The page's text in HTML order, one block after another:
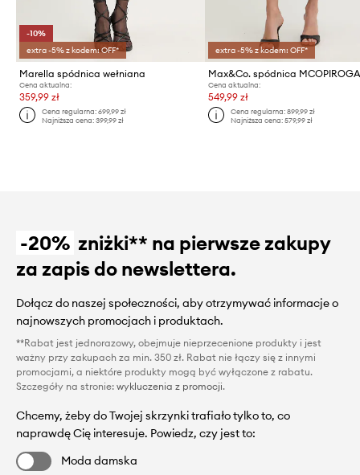
-10%
extra -5% z kodem: OFF*
Marella spódnica wełniana
Cena aktualna:
359,99 zł
Cena regularna:699,99 zł
Najniższa cena:399,99 zł
extra -5% z kodem: OFF*
Max&Co. spódnica
Cena aktualna:
549,99 zł
Cena regularna: 899,99 zł
Najniższa cena: 579,99 zł
-20% zniżki** na pierwsze zakupy
za zapis do newslettera.
Dołącz do naszej społeczności, aby otrzymywać informacje o
najnowszych promocjach i produktach.
**Rabat jest jednorazowy, obejmuje nieprzecenione produkty i jest
ważny przy zakupach za min. 350 zł. Rabat nie łączy się z innymi
promocjami, a niektóre produkty mogą być wyłączone z rabatu.
Szczegóły na stronie: wykluczenia z promocji.
Chcemy, żeby do Twojej skrzynki trafiało tylko to, co
naprawdę Cię interesuje. Powiedz, czy jest to:
Moda damska